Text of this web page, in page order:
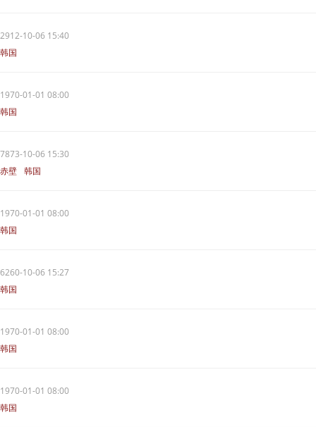
2912-10-06 15:40
韩国
1970-01-01 08:00
韩国
7873-10-06 15:30
赤壁 韩国
1970-01-01 08:00
韩国
6260-10-06 15:27
韩国
1970-01-01 08:00
韩国
1970-01-01 08:00
韩国